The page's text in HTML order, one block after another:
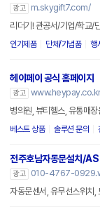
광고
m.skygift7.com/
리더기! 관공서/기업/학교/
인기제품 단체/기념품 행
헤이페이 공식 홈페이지
광고
병의원, 뷰티헬스, 유통매
베스트 상품 솔루션 문의
전주호남자동문설치/AS
광고
010-4767-
자동문센서, 유무선스위치,